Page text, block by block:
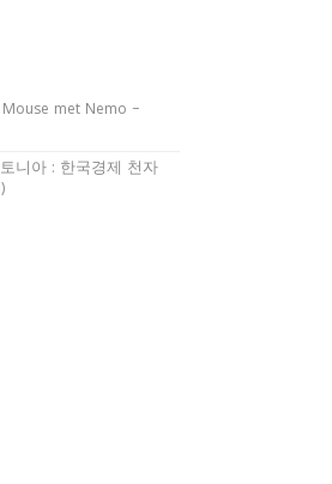
met Nemo –
니아 : 한국경제 천자